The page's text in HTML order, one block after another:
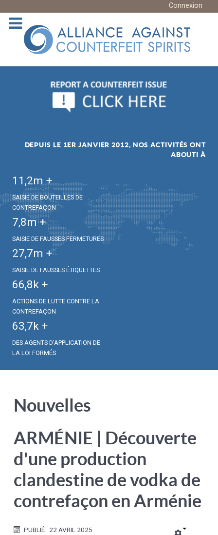
Connexion
DEPUIS LE 1ER JANVIER 2012, NOS ACTIVITÉS ONT
ABOUTI À
11,2m +
SAISIE DE BOUTEILLES DE
CONTREFAÇON
7,8m +
SAISIE DE FAUSSES FERMETURES
27,7m +
SAISIE DE FAUSSES ÉTIQUETTES
66,8k +
ACTIONS DE LUTTE CONTRE LA
CONTREFAÇON
63,7k +
DES AGENTS D'APPLICATION DE
LA LOI FORMÉS
Nouvelles
ARMÉNIE | Découverte
d'une production
clandestine de vodka de
contrefaçon en Arménie
PUBLIÉ : 22 AVRIL 2025